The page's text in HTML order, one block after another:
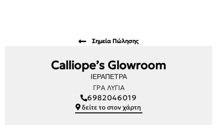
Σημεία Πώλησης
Calliope’s Glowroom
ΙΕΡΑΠΕΤΡΑ
ΓΡΑ ΛΥΓΙΑ
6982046019
δείτε το στον χάρτη